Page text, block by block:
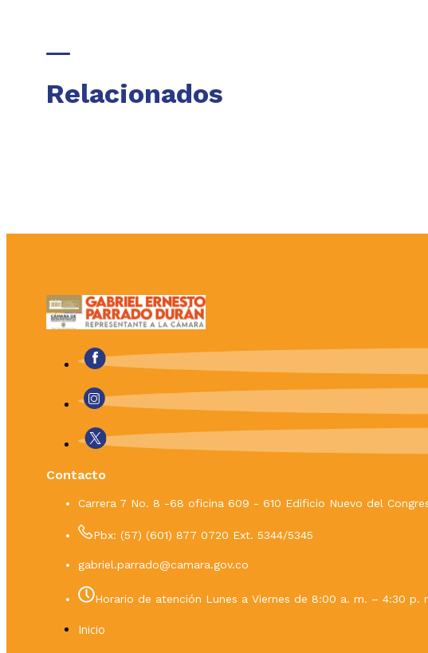
Relacionados
Contacto
Carrera 7 No. 8 -68 oficina 609 - 610 Edificio Nuevo del
Pbx: (57) (601) 877 0720 Ext. 5344/5345
gabriel.parrado@camara.gov.co
Horario de atención Lunes a Viernes de 8:00 a. m. – 4:30 p.
Inicio